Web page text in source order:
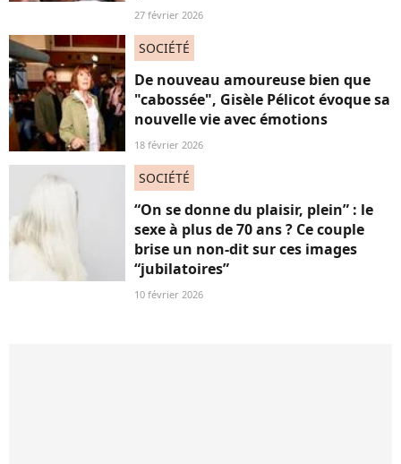
27 février 2026
SOCIÉTÉ
De nouveau amoureuse bien que
"cabossée", Gisèle Pélicot évoque sa
nouvelle vie avec émotions
18 février 2026
SOCIÉTÉ
“On se donne du plaisir, plein” : le
sexe à plus de 70 ans ? Ce couple
brise un non-dit sur ces images
“jubilatoires”
10 février 2026